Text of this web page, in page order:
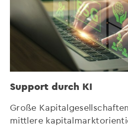
Support durch KI
Große
mittlere